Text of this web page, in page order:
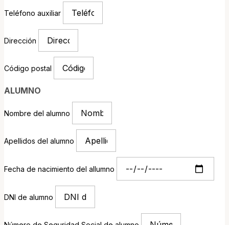
Teléfono auxiliar
Dirección
Código postal
ALUMNO
Nombre del alumno
Apellidos del alumno
Fecha de nacimiento del allumno
DNI de alumno